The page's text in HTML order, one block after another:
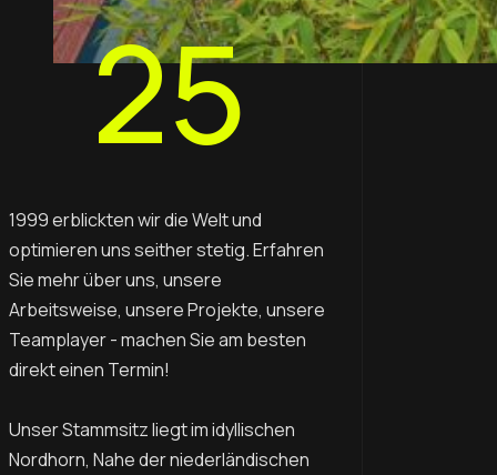
25
1999 erblickten wir die Welt und
optimieren uns seither stetig. Erfahren
Sie mehr über uns, unsere
Arbeitsweise, unsere Projekte, unsere
Teamplayer - machen Sie am besten
direkt einen Termin!
Unser Stammsitz liegt im idyllischen
Nordhorn, Nahe der niederländischen